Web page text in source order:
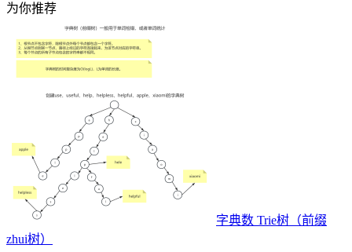
为你推荐
字典数 Trie树（前缀
zhui树）